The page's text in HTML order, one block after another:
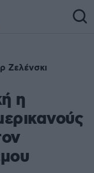
Ζελένσκι
η